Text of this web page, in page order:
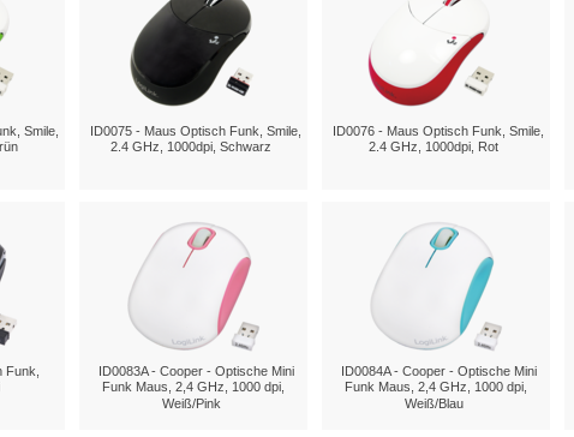
Smile,
ID0075 - Maus Optisch Funk, Smile,
2.4 GHz, 1000dpi, Schwarz
ID0076 - Maus Optisch Funk, Smile,
2.4 GHz, 1000dpi, Rot
Funk,
ID0083A - Cooper - Optische Mini
Funk Maus, 2,4 GHz, 1000 dpi,
Weiß/Pink
ID0084A - Cooper - Optische Mini
Funk Maus, 2,4 GHz, 1000 dpi,
Weiß/Blau